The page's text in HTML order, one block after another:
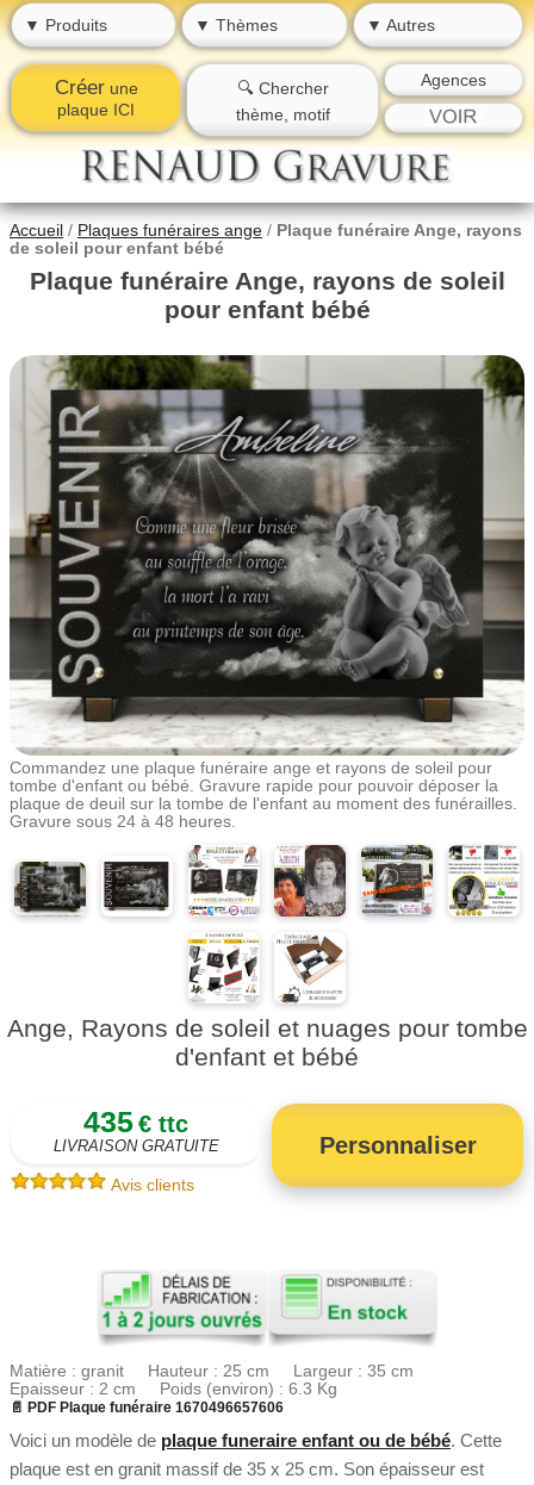
▼ Produits ▼ Thèmes ▼ Autres
Créerune
plaque ICI
🔍 Chercher
thème, motif
Agences
Accueil / Plaques funéraires ange / Plaque funéraire Ange, rayons
de soleil pour enfant bébé
Plaque funéraire Ange, rayons de soleil
pour enfant bébé
Commandez une plaque funéraire ange et rayons de soleil pour
tombe d'enfant ou bébé. Gravure rapide pour pouvoir déposer la
plaque de deuil sur la tombe de l'enfant au moment des funérailles.
Gravure sous 24 à 48 heures.
Ange, Rayons de soleil et nuages pour tombe
d'enfant et bébé
435€ ttc
LIVRAISON GRATUITE Personnaliser
Avis clients
Matière : granit Hauteur : 25 cm Largeur : 35 cm
Epaisseur : 2 cm Poids (environ) : 6.3 Kg
📄 PDF Plaque funéraire 1670496657606
Voici un modèle de plaque funeraire enfant ou de bébé. Cette
plaque est en granit massif de 35 x 25 cm. Son épaisseur est